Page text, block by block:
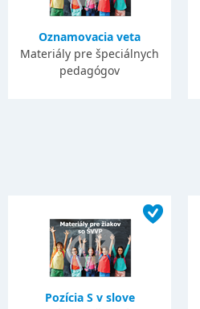
Oznamovacia veta
Materiály pre špeciálnych
pedagógov
Pozícia S v slove